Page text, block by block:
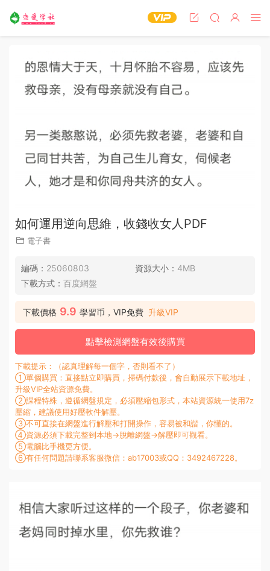
如何運用逆向思維，收錢收女人PDF
電子書
編碼： 25060803 資源大小： 4MB
下載方式： 百度網盤
下載價格 9.9 學習币，VIP免費 升級VIP
點擊檢測網盤有效後購買
下載提示：（認真理解每一個字，否則看不了）
①單個購買：直接點立即購買，掃碼付款後，會自動展示下載地址，
升級VIP全站資源免費。
②課程特殊，遵循網盤規定，必須壓縮包形式，本站資源統一使用7z
壓縮，建議使用好壓軟件解壓。
③不可直接在網盤進行解壓和打開操作，容易被和諧，你懂的。
④資源必須下載完整到本地→脫離網盤→解壓即可觀看。
⑤電腦比手機更方便。
⑥有任何問題請聯系客服微信：ab17003或QQ：3492467228。